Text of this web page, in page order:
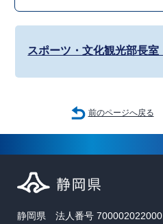
スポーツ・文化観光部長室
前のページへ戻る
静岡県 法人番号